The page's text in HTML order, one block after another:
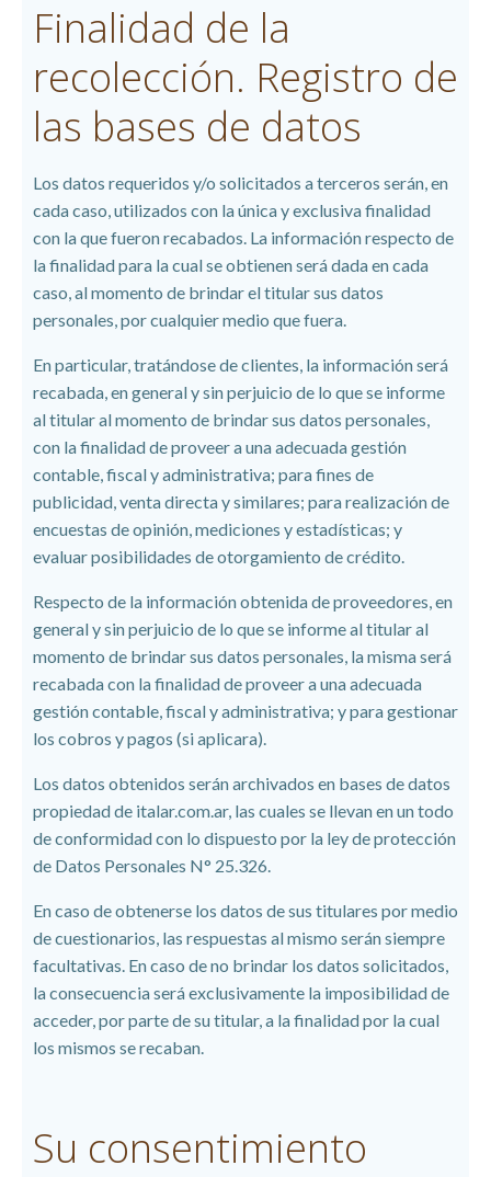
Finalidad de la
recolección. Registro de
las bases de datos
Los datos requeridos y/o solicitados a terceros serán, en
cada caso, utilizados con la única y exclusiva finalidad
con la que fueron recabados. La información respecto de
la finalidad para la cual se obtienen será dada en cada
caso, al momento de brindar el titular sus datos
personales, por cualquier medio que fuera.
En particular, tratándose de clientes, la información será
recabada, en general y sin perjuicio de lo que se informe
al titular al momento de brindar sus datos personales,
con la finalidad de proveer a una adecuada gestión
contable, fiscal y administrativa; para fines de
publicidad, venta directa y similares; para realización de
encuestas de opinión, mediciones y estadísticas; y
evaluar posibilidades de otorgamiento de crédito.
Respecto de la información obtenida de proveedores, en
general y sin perjuicio de lo que se informe al titular al
momento de brindar sus datos personales, la misma será
recabada con la finalidad de proveer a una adecuada
gestión contable, fiscal y administrativa; y para gestionar
los cobros y pagos (si aplicara).
Los datos obtenidos serán archivados en bases de datos
propiedad de italar.com.ar, las cuales se llevan en un todo
de conformidad con lo dispuesto por la ley de protección
de Datos Personales N° 25.326.
En caso de obtenerse los datos de sus titulares por medio
de cuestionarios, las respuestas al mismo serán siempre
facultativas. En caso de no brindar los datos solicitados,
la consecuencia será exclusivamente la imposibilidad de
acceder, por parte de su titular, a la finalidad por la cual
los mismos se recaban.
Su consentimiento